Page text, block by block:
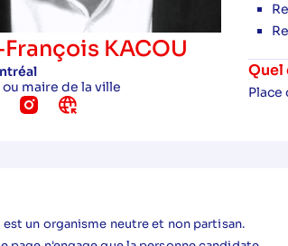
KACOU
maire de la ville
Quel
Place
un organisme neutre et non partisan.